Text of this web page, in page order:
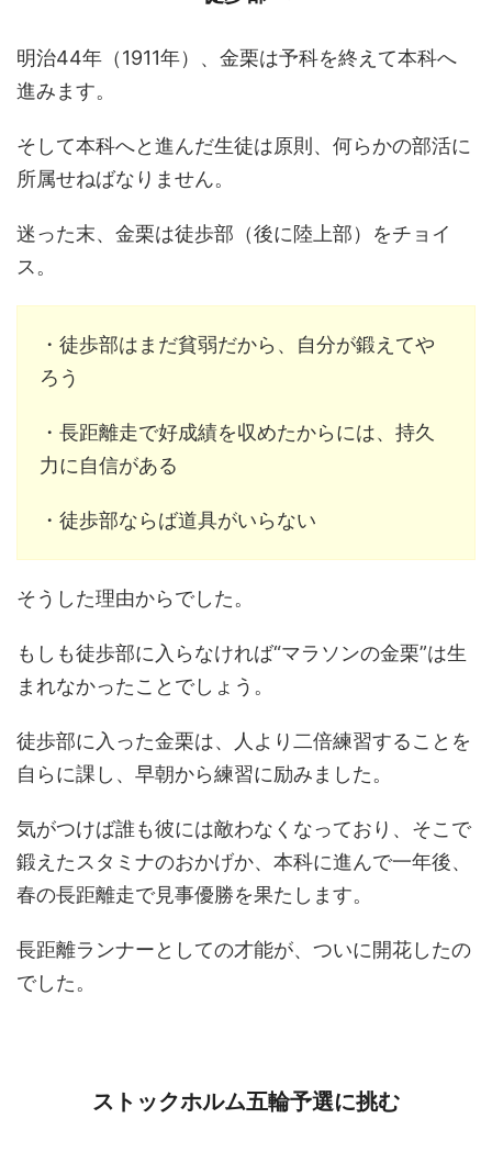
明治44年（1911年）、金栗は予科を終えて本科へ
進みます。
そして本科へと進んだ生徒は原則、何らかの部活に
所属せねばなりません。
迷った末、金栗は徒歩部（後に陸上部）をチョイ
ス。
・徒歩部はまだ貧弱だから、自分が鍛えてや
ろう
・長距離走で好成績を収めたからには、持久
力に自信がある
・徒歩部ならば道具がいらない
そうした理由からでした。
もしも徒歩部に入らなければ“マラソンの金栗”は生
まれなかったことでしょう。
徒歩部に入った金栗は、人より二倍練習することを
自らに課し、早朝から練習に励みました。
気がつけば誰も彼には敵わなくなっており、そこで
鍛えたスタミナのおかげか、本科に進んで一年後、
春の長距離走で見事優勝を果たします。
長距離ランナーとしての才能が、ついに開花したの
でした。
ストックホルム五輪予選に挑む